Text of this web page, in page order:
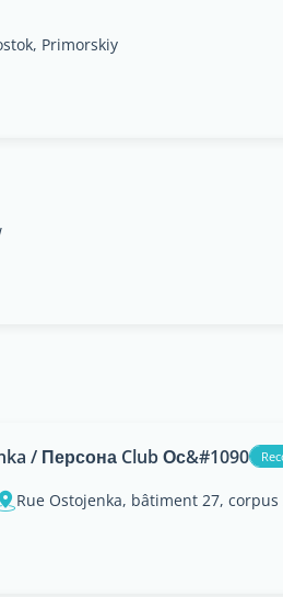
Primorskiy
/ Персона Club Ос&#1090